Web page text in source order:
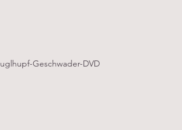
Geschwader-DVD